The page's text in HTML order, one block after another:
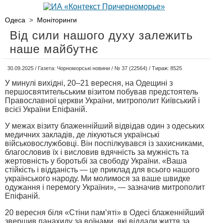
Одеса > Моніторинги
Від сили нашого духу залежить
наше майбутнє
30.09.2025 / Газета: Чорноморські новини / № 37 (22564) / Тираж: 8525
У минулі вихідні, 20–21 вересня, на Одещині з
першосвятительським візитом побував предстоятель
Православної церкви України, митрополит Київський і
всієї України Епіфаній.
У межах візиту блаженнійший відвідав один з одеських
медичних закладів, де лікуються українські
військовослужбовці. Він поспілкувався із захисниками,
благословив їх і висловив вдячність за мужність та
жертовність у боротьбі за свободу України. «Ваша
стійкість і відданість — це приклад для всього нашого
українського народу. Ми молимося за ваше швидке
одужання і перемогу України», — зазначив митрополит
Епіфаній.
20 вересня біля «Стіни пам’яті» в Одесі блаженнійший
звершив панахиду за воїнами, які віддали життя за